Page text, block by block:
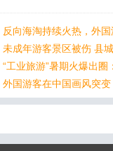
反向海淘持续火热，外
未成年游客景区被伤 县
“工业旅游”暑期火爆出
外国游客在中国画风突变